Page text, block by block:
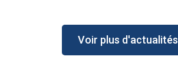
Voir plus d'actualités